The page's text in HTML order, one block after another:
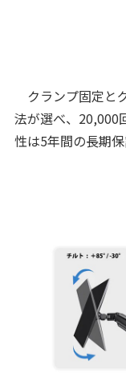
クランプ固定と
法が選べ、20,000
性は5年間の長期